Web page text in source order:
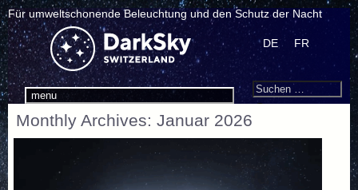
Für umweltschonende Beleuchtung und den Schutz der Nacht
menu
DE FR
Search
Suchen
Monthly Archives: Januar 2026